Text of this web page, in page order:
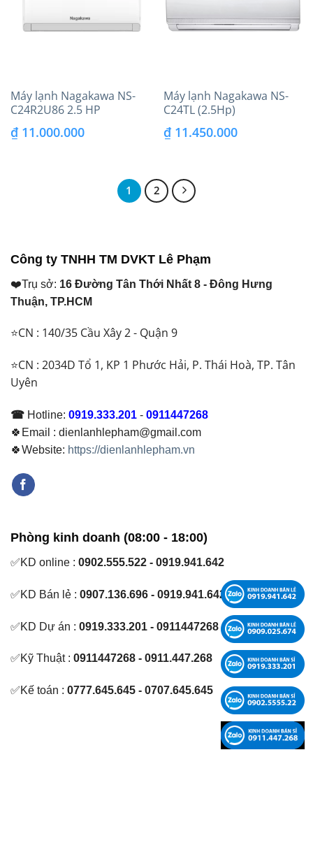
Máy lạnh Nagakawa NS-
C24R2U86 2.5 HP
(24.000BTU) model 2026
₫11.000.000
Máy lạnh Nagakawa NS-
C24TL (2.5Hp)
₫11.450.000
1 2
Công ty TNHH TM DVKT Lê Phạm
❤️Trụ sở: 16 Đường Tân Thới Nhất 8 - Đông Hưng
Thuận, TP.HCM
⭐CN : 140/35 Cầu Xây 2 - Quận 9
⭐CN : 2034D Tổ 1, KP 1 Phước Hải, P. Thái Hoà, TP. Tân
Uyên
☎ Hotline: 0919.333.201 - 0911447268
🍀Email : dienlanhlepham@gmail.com
🍀Website: https://dienlanhlepham.vn
Phòng kinh doanh (08:00 - 18:00)
✅KD online : 0902.555.522 - 0919.941.642
✅KD Bán lẻ : 0907.136.696 - 0919.941.642
✅KD Dự án : 0919.333.201 - 0911447268
✅Kỹ Thuật : 0911447268 - 0911.447.268
✅Kế toán : 0777.645.645 - 0707.645.645